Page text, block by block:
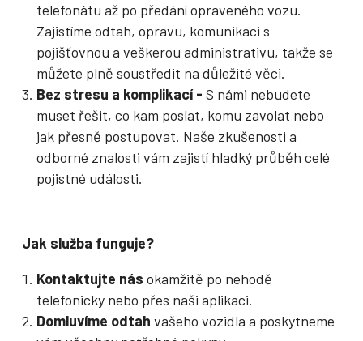
telefonátu až po předání opraveného vozu.
Zajistíme odtah, opravu, komunikaci s
pojišťovnou a veškerou administrativu, takže se
můžete plně soustředit na důležité věci.
Bez stresu a komplikací - S námi nebudete
muset řešit, co kam poslat, komu zavolat nebo
jak přesně postupovat. Naše zkušenosti a
odborné znalosti vám zajistí hladký průběh celé
pojistné události.
Jak služba funguje?
Kontaktujte nás okamžitě po nehodě
telefonicky nebo přes naši aplikaci.
Domluvíme odtah vašeho vozidla a poskytneme